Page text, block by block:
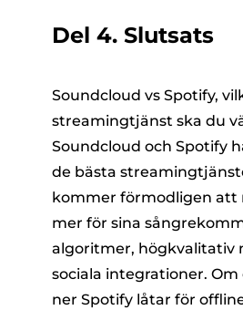
Del 4. Slutsats
Soundcloud vs Spotify,
streamingtjänst ska du
Soundcloud och Spotify
de bästa
kommer förmodligen att
mer för sina
algoritmer, högkvalitativ
sociala integrationer. Om
ner Spotify låtar för